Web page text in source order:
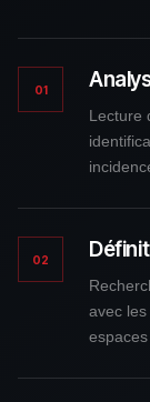
01
Lecture
02
avec